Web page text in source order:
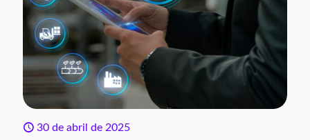
30 de abril de 2025